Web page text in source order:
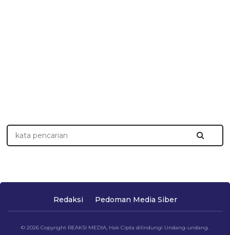
Redaksi Pedoman Media Siber
© 2026 Copyright REAKSI MEDIA, Hak Cipta dilindungi Undang-undang.